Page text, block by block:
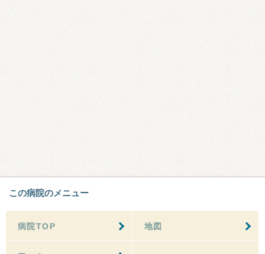
この病院のメニュー
病院TOP 地図